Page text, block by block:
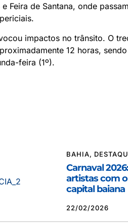
Feira de Santana, onde
impactos no trânsito. O
12 horas,
feira (1º).
BAHIA,
Carnaval
artistas com
capital baiana
22/02/2026